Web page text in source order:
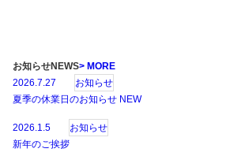
お知らせNEWS> MORE
2026.7.27
お知らせ
夏季の休業日のお知らせ NEW
2026.1.5
お知らせ
新年のご挨拶